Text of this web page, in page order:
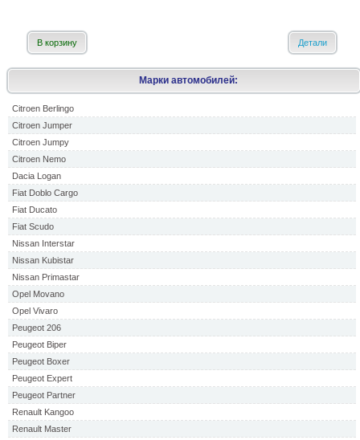
Марки автомобилей:
Citroen Berlingo
Citroen Jumper
Citroen Jumpy
Citroen Nemo
Dacia Logan
Fiat Doblo Cargo
Fiat Ducato
Fiat Scudo
Nissan Interstar
Nissan Kubistar
Nissan Primastar
Opel Movano
Opel Vivaro
Peugeot 206
Peugeot Biper
Peugeot Boxer
Peugeot Expert
Peugeot Partner
Renault Kangoo
Renault Master
В корзину Детали